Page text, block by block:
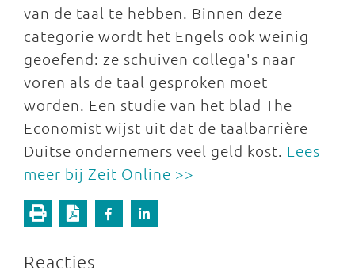
van de taal te hebben. Binnen deze
categorie wordt het Engels ook weinig
geoefend: ze schuiven collega's naar
voren als de taal gesproken moet
worden. Een studie van het blad The
Economist wijst uit dat de taalbarrière
Duitse ondernemers veel geld kost. Lees
meer bij Zeit Online >>
Reacties